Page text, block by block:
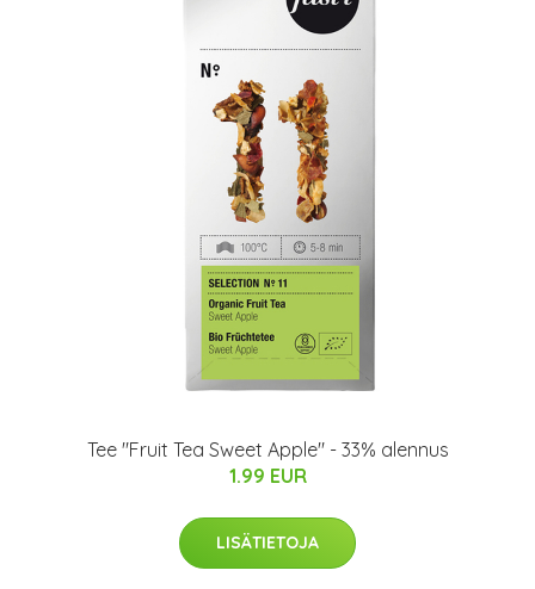
Tee "Fruit Tea Sweet Apple" - 33% alennus
1.99 EUR
LISÄTIETOJA